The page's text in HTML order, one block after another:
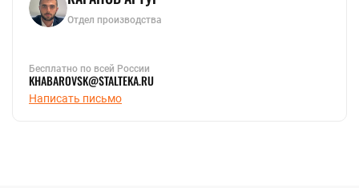
Отдел производства
Бесплатно по всей России
KHABAROVSK@STALTEKA.RU
Написать письмо